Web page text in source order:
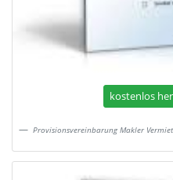
kostenlos
Provisionsvereinbarung Makler